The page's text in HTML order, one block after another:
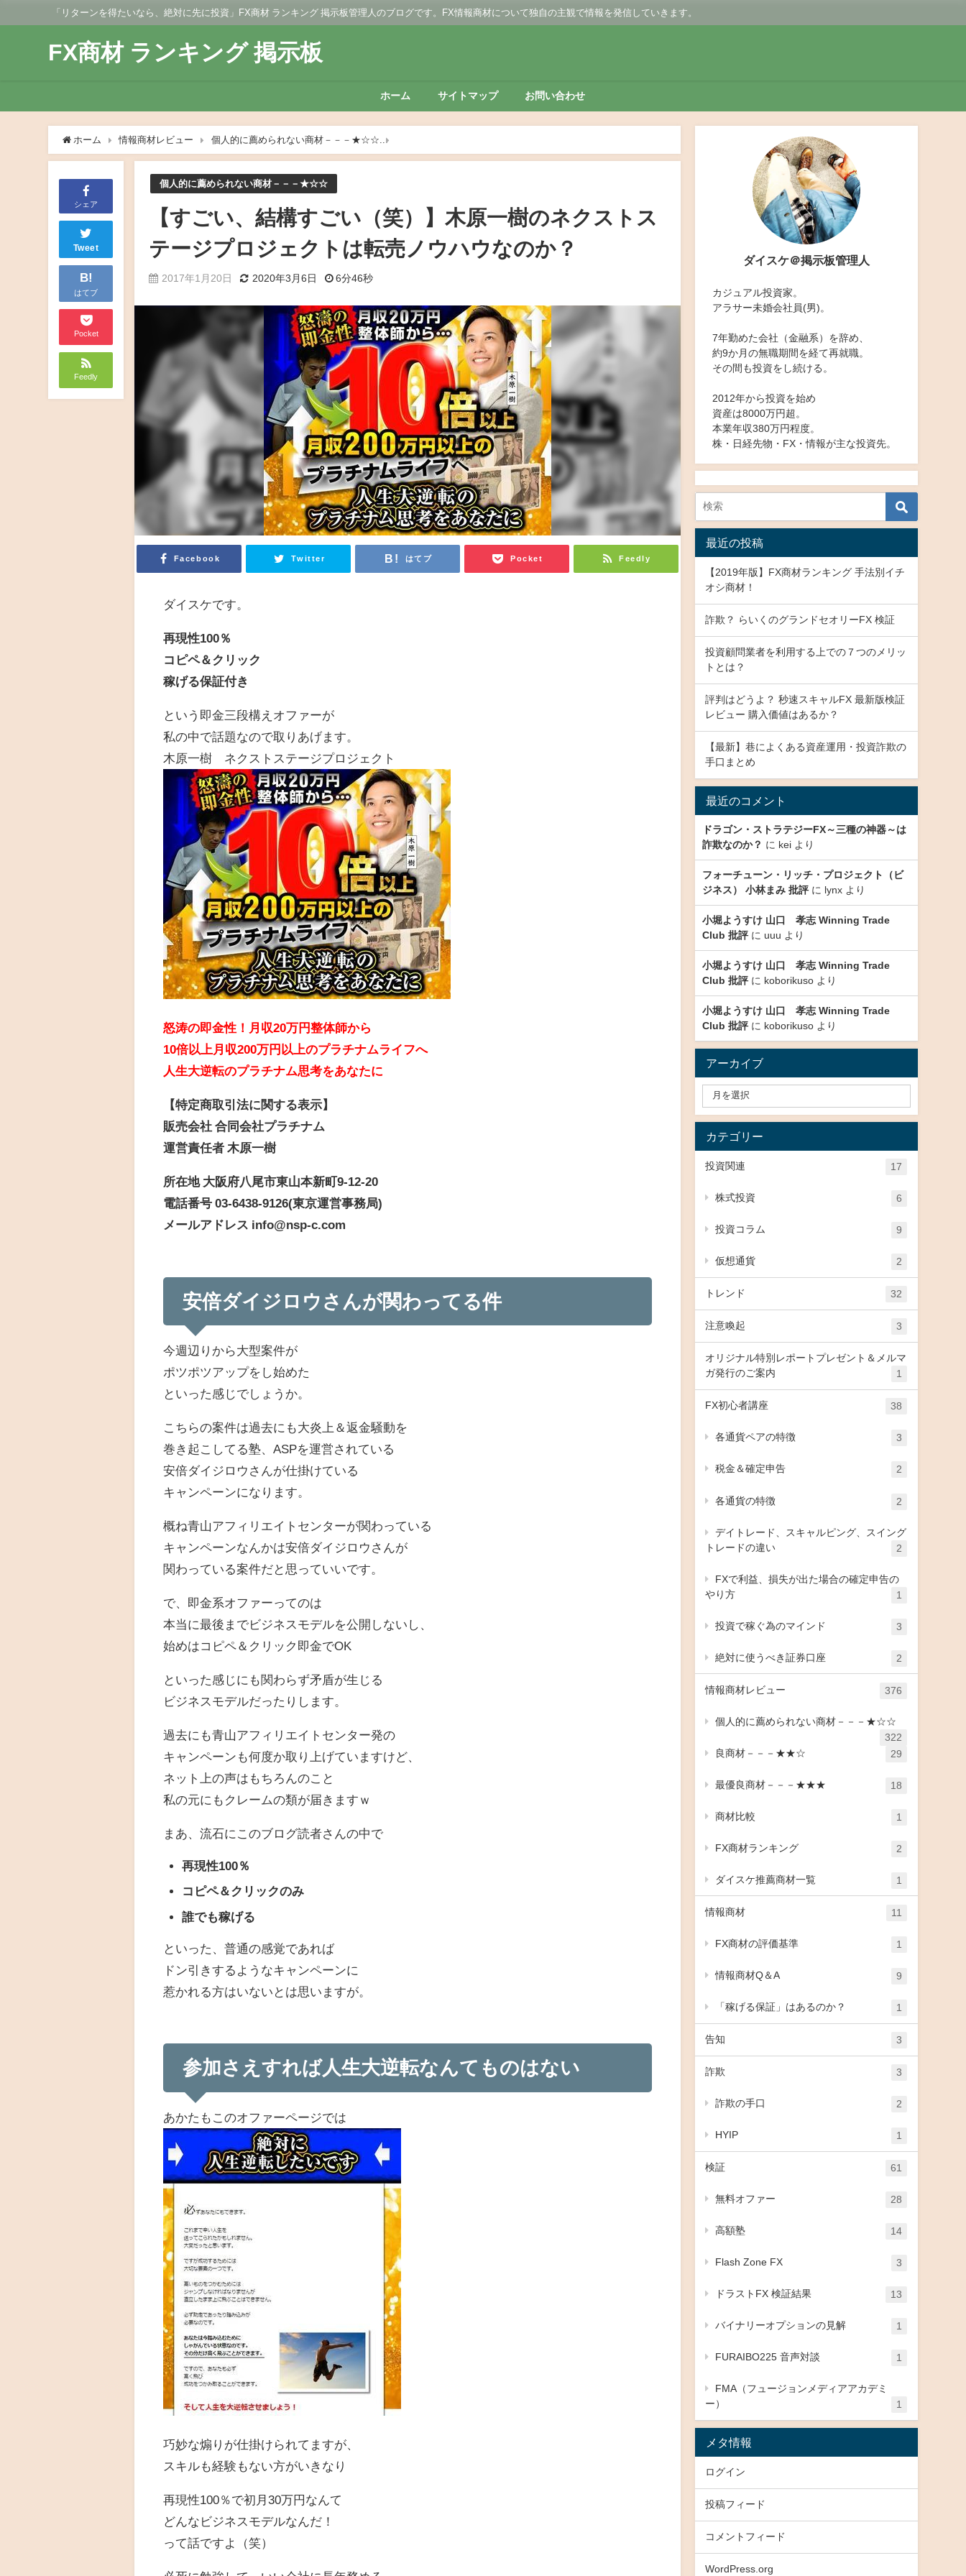
「リターンを得たいなら、絶対に先に投資」FX商材 ランキング 掲示板管理人のブログです。FX情報商材について独自の主観で情報を発信していきます。
FX商材 ランキング 掲示板
ホーム サイトマップ お問い合わせ
ホーム 情報商材レビュー 個人的に薦められない商材－－－★☆☆ 【すごい、結構すごい（笑）】木原一樹のネクストステージプロジェクトは転売ノウハウなのか？
シェア
Tweet
B!
はてブ
Pocket
Feedly
個人的に薦められない商材－－－★☆☆
【すごい、結構すごい（笑）】木原一樹のネクストス
テージプロジェクトは転売ノウハウなのか？
2017年1月20日 2020年3月6日 6分46秒
Facebook Twitter はてブ Pocket Feedly
ダイスケです。
再現性100％
コピペ＆クリック
稼げる保証付き
という即金三段構えオファーが
私の中で話題なので取りあげます。
木原一樹 ネクストステージプロジェクト
怒涛の即金性！月収20万円整体師から
10倍以上月収200万円以上のプラチナムライフへ
人生大逆転のプラチナム思考をあなたに
【特定商取引法に関する表示】
販売会社 合同会社プラチナム
運営責任者 木原一樹
所在地 大阪府八尾市東山本新町9-12-20
電話番号 03-6438-9126(東京運営事務局)
メールアドレス info@nsp-c.com
安倍ダイジロウさんが関わってる件
今週辺りから大型案件が
ポツポツアップをし始めた
といった感じでしょうか。
こちらの案件は過去にも大炎上＆返金騒動を
巻き起こしてる塾、ASPを運営されている
安倍ダイジロウさんが仕掛けている
キャンペーンになります。
概ね青山アフィリエイトセンターが関わっている
キャンペーンなんかは安倍ダイジロウさんが
関わっている案件だと思っていいです。
で、即金系オファーってのは
本当に最後までビジネスモデルを公開しないし、
始めはコピペ＆クリック即金でOK
といった感じにも関わらず矛盾が生じる
ビジネスモデルだったりします。
過去にも青山アフィリエイトセンター発の
キャンペーンも何度か取り上げていますけど、
ネット上の声はもちろんのこと
私の元にもクレームの類が届きますｗ
まあ、流石にこのブログ読者さんの中で
再現性100％
コピペ＆クリックのみ
誰でも稼げる
といった、普通の感覚であれば
ドン引きするようなキャンペーンに
惹かれる方はいないとは思いますが。
参加さえすれば人生大逆転なんてものはない
あかたもこのオファーページでは
巧妙な煽りが仕掛けられてますが、
スキルも経験もない方がいきなり
再現性100％で初月30万円なんて
どんなビジネスモデルなんだ！
って話ですよ（笑）
ダイスケ＠掲示板管理人
カジュアル投資家。
アラサー未婚会社員(男)。
7年勤めた会社（金融系）を辞め、
約9か月の無職期間を経て再就職。
その間も投資をし続ける。
2012年から投資を始め
資産は8000万円超。
本業年収380万円程度。
株・日経先物・FX・情報が主な投資先。
最近の投稿
【2019年版】FX商材ランキング 手法別イチ
オシ商材！
詐欺？ らいくのグランドセオリーFX 検証
投資顧問業者を利用する上での７つのメリッ
トとは？
評判はどうよ？ 秒速スキャルFX 最新版検証
レビュー 購入価値はあるか？
【最新】巷によくある資産運用・投資詐欺の
手口まとめ
最近のコメント
ドラゴン・ストラテジーFX～三種の神器～は
詐欺なのか？ に keiより
フォーチューン・リッチ・プロジェクト（ビ
ジネス） 小林まみ 批評に lynxより
小堀ようすけ 山口 孝志 Winning Trade
Club 批評に uuu より
小堀ようすけ 山口 孝志 Winning Trade
Club 批評に koborikusoより
小堀ようすけ 山口 孝志 Winning Trade
Club 批評に koborikusoより
アーカイブ
カテゴリー
投資関連 17
株式投資 6
投資コラム 9
仮想通貨 2
トレンド 32
注意喚起 3
オリジナル特別レポートプレゼント＆メルマ
ガ発行のご案内
1
FX初心者講座 38
各通貨ペアの特徴 3
税金＆確定申告 2
各通貨の特徴 2
デイトレード、スキャルピング、スイング
トレードの違い
2
FXで利益、損失が出た場合の確定申告の
やり方
1
投資で稼ぐ為のマインド 3
絶対に使うべき証券口座 2
情報商材レビュー 376
個人的に薦められない商材－－－★☆☆
322
良商材－－－★★☆
29
最優良商材－－－★★★ 18
商材比較 1
FX商材ランキング 2
ダイスケ推薦商材一覧 1
情報商材 11
FX商材の評価基準 1
情報商材Q＆A 9
「稼げる保証」はあるのか？ 1
告知 3
詐欺 3
詐欺の手口 2
HYIP 1
検証 61
無料オファー 28
高額塾 14
Flash Zone FX 3
ドラストFX 検証結果 13
バイナリーオプションの見解 1
FURAIBO225 音声対談 1
FMA（フュージョンメディアアカデミ
ー）
1
メタ情報
ログイン
投稿フィード
コメントフィード
WordPress.org